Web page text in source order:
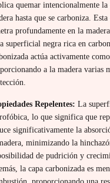
quemar intencionalmente la
hasta que se carboniza.
profundamente en la
superficial negra rica en
actúa activamente
a la madera varias
Repelentes: La
lo que significa que
significativamente la
minimizando la
de pudrición y
la capa carbonizada es